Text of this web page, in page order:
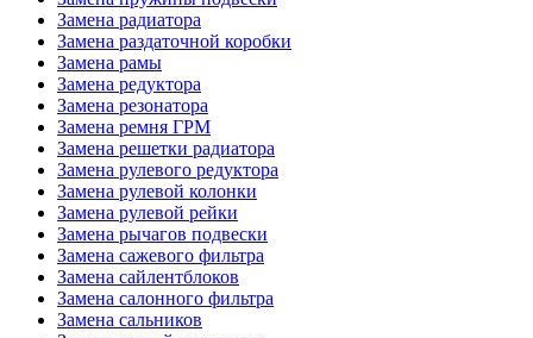
Замена радиатора
Замена раздаточной коробки
Замена рамы
Замена редуктора
Замена резонатора
Замена ремня ГРМ
Замена решетки радиатора
Замена рулевого редуктора
Замена рулевой колонки
Замена рулевой рейки
Замена рычагов подвески
Замена сажевого фильтра
Замена сайлентблоков
Замена салонного фильтра
Замена сальников